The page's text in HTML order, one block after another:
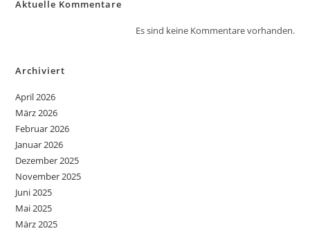
Aktuelle Kommentare
Es sind keine Kommentare vorhanden.
Archiviert
April 2026
März 2026
Februar 2026
Januar 2026
Dezember 2025
November 2025
Juni 2025
Mai 2025
März 2025